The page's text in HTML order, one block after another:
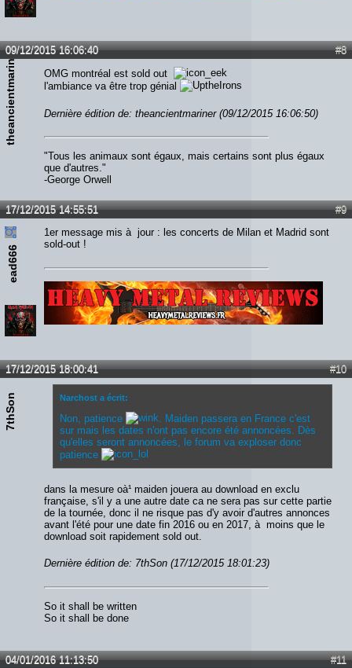
#8
09/12/2015 16:06:40
theancientmariner
OMG montréal est sold out
l'ambiance va être trop génial
Dernière édition de: theancientmariner (09/12/2015 16:06:50)
"Tous les animaux sont égaux, mais certains sont plus égaux
que d'autres."
-George Orwell
#9
17/12/2015 14:55:51
ead666
1er message mis à jour : les concerts de Milan et Madrid sont
sold-out !
#10
17/12/2015 18:00:41
7thSon Narchost a écrit:
Non, patience
. Maiden passera en France c'est
sur mais les dates n'ont pas encore été annoncées. Dès
qu'elles seront annoncées, le forum va exploser donc
patience
dans la mesure oà¹ maiden jouera au download en exclu
française, s'il y a une autre date ca ne sera pas sur cette partie
de la tournée, donc il ne risque pas d'y avoir d'autres annonces
avant l'été pour une date fin 2016 ou en 2017, à moins que le
download soit rapidement sold out.
Dernière édition de: 7thSon (17/12/2015 18:01:23)
So it shall be written
So it shall be done
#11
04/01/2016 11:13:50